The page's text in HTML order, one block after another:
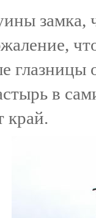
замка,
в
край.